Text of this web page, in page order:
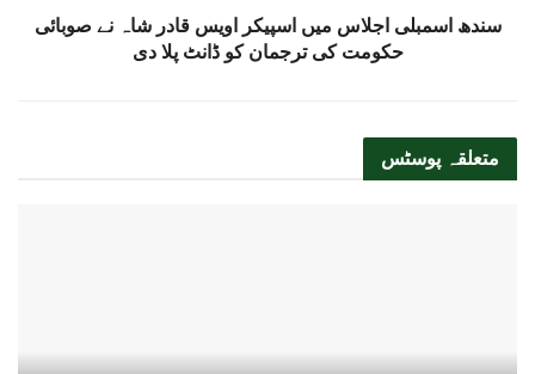
سندھ اسمبلی اجلاس میں اسپیکر اویس قادر شاہ نے صوبائی
حکومت کی ترجمان کو ڈانٹ پلا دی
متعلقہ پوسٹس